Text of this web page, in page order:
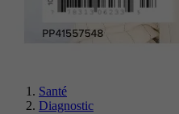
Santé
Diagnostic